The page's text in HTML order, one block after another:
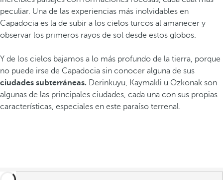
peculiar. Una de las experiencias más inolvidables en
Capadocia es la de subir a los cielos turcos al amanecer y
observar los primeros rayos de sol desde estos globos.
Y de los cielos bajamos a lo más profundo de la tierra, porque
no puede irse de Capadocia sin conocer alguna de sus
ciudades subterráneas. Derinkuyu, Kaymakli u Ozkonak son
algunas de las principales ciudades, cada una con sus propias
características, especiales en este paraíso terrenal.